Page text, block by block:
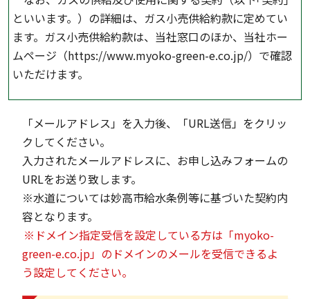
といいます。）の詳細は、ガス小売供給約款に定めてい
ます。ガス小売供給約款は、当社窓口のほか、当社ホー
ムページ（https://www.myoko-green-e.co.jp/）で確認
いただけます。
当社によるガスの供給を希望される方は、あらかじめ
ガス小売供給約款を承諾のうえ、当社にガス使用の申
し込みをしていただきます。
契約は、お客さまからの申し込みを受け、当社が承諾
したときに成立します。
2.使用開始予定日
「メールアドレス」を入力後、「URL送信」をクリッ
クしてください。
入力されたメールアドレスに、お申し込みフォームの
URLをお送り致します。
※水道については妙高市給水条例等に基づいた契約内
容となります。
※ドメイン指定受信を設定している方は「myoko-
green-e.co.jp」のドメインのメールを受信できるよ
う設定してください。